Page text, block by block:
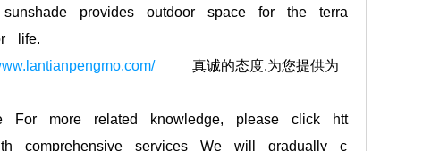
provides outdoor space for the terra
life.
真诚的态度.为您提供为
more related knowledge, please click htt
comprehensive services We will gradually c